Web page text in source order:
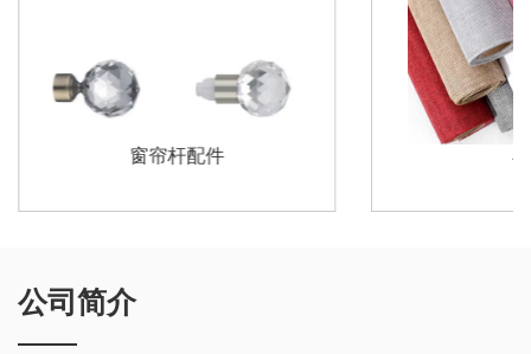
窗帘杆配件
公司简介